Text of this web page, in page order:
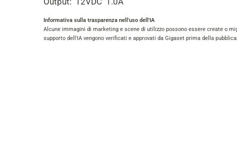
Informativa sulla trasparenza nell'uso dell'IA
Alcune immagini di marketing e scene di utilizzo possono essere create o
supporto dell'IA vengono verificati e approvati da Gigaset prima della